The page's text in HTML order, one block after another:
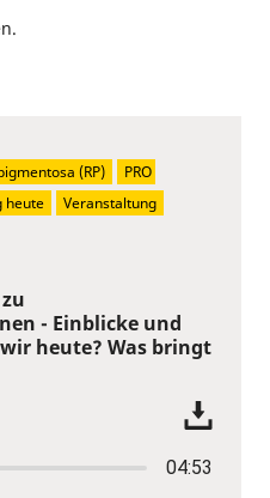
- Einblicke und
heute? Was bringt
04:53
(RP)
PRO
heute
Veranstaltung